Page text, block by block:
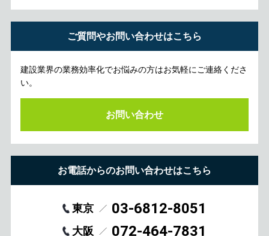
ご質問やお問い合わせはこちら
建設業界の業務効率化でお悩みの方はお気軽にご連絡くださ
い。
お問い合わせ
お電話からのお問い合わせはこちら
東京 03-6812-8051
大阪 072-464-7831